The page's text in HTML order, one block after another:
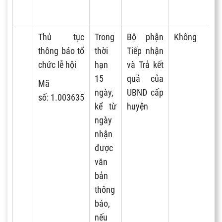
Thủ tục
thông báo tổ
chức lễ hội
Mã
số: 1.003635
Trong
thời
hạn
15
ngày,
kể từ
ngày
nhận
được
văn
bản
thông
báo,
nếu
Bộ phận
Tiếp nhận
và Trả kết
quả của
UBND cấp
huyện
Không